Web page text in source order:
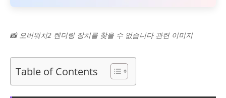
📸 오버워치2 렌더링 장치를 찾을 수 없습니다 관련 이미지
Table of Contents